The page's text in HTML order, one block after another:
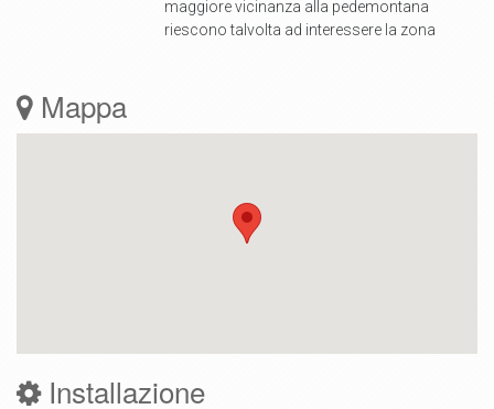
maggiore vicinanza alla pedemontana
riescono talvolta ad interessere la zona
Mappa
Installazione